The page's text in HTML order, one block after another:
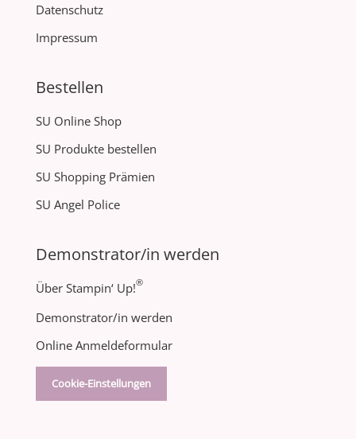
Datenschutz
Impressum
Bestellen
SU Online Shop
SU Produkte bestellen
SU Shopping Prämien
SU Angel Police
Demonstrator/in werden
Über Stampin‘ Up!®
Demonstrator/in werden
Online Anmeldeformular
Cookie-Einstellungen